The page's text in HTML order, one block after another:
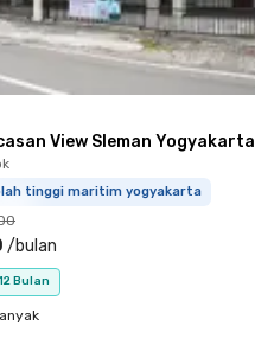
View Sleman Yogyakarta
tinggi maritim yogyakarta
/bulan
Bulan